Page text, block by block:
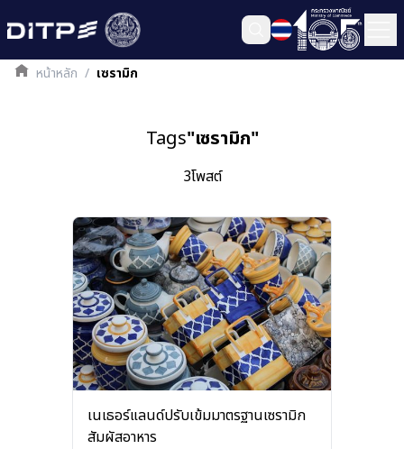
หน้าหลัก / เซรามิก
Tags"เซรามิก"
3โพสต์
เนเธอร์แลนด์ปรับเข้มมาตรฐานเซรามิก
สัมผัสอาหาร